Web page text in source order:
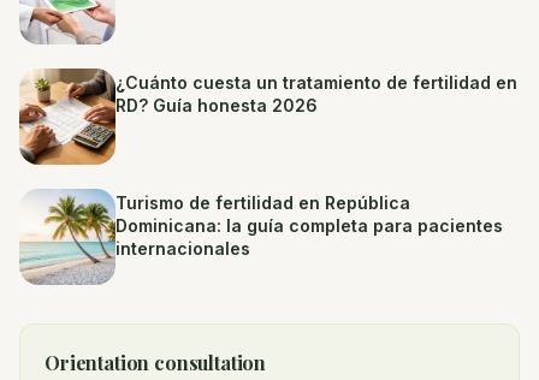
¿Cuánto cuesta un tratamiento de fertilidad en
RD? Guía honesta 2026
Turismo de fertilidad en República
Dominicana: la guía completa para pacientes
internacionales
Orientation consultation